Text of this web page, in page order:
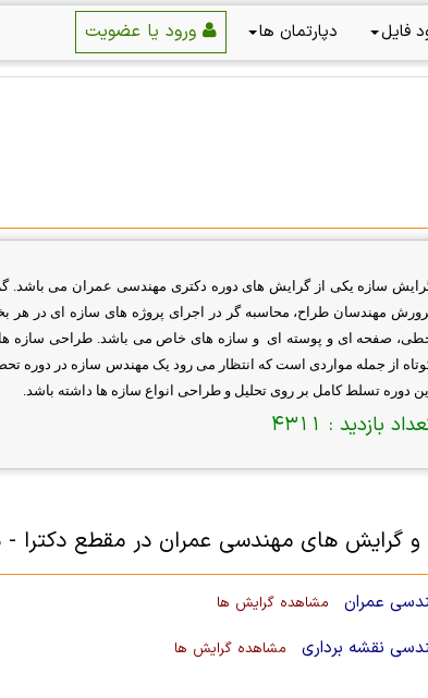
فایل دپارتمان ها
سازه یکی از گرایش های دوره دکتری مهندسی عمران می باشد.
مهندسان طراح، محاسبه گر در اجرای پروژه های سازه ای در
صفحه ای و پوسته ای و سازه های خاص می باشد. طراحی سازه
از جمله مواردی است که انتظار می رود یک مهندس سازه در دوره
دوره تسلط کامل بر روی تحلیل و طراحی انواع سازه ها داشته باشد.
بازدید : 4311
و گرایش های مهندسی عمران در مقطع دکترا -
عمران مشاهده گرایش ها
نقشه برداری مشاهده گرایش ها